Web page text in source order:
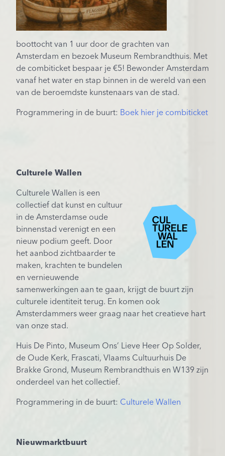
boottocht van 1 uur door de grachten van
Amsterdam en bezoek Museum Rembrandthuis. Met
de combiticket bespaar je €5! Bewonder Amsterdam
vanaf het water en stap binnen in de wereld van een
van de beroemdste kunstenaars van de stad.
Programmering in de buurt: Boek hier je combiticket
Culturele Wallen
Culturele Wallen is een
collectief dat kunst en cultuur
in de Amsterdamse oude
binnenstad verenigt en een
nieuw podium geeft. Door
het aanbod zichtbaarder te
maken, krachten te bundelen
en vernieuwende
samenwerkingen aan te gaan, krijgt de buurt zijn
culturele identiteit terug. En komen ook
Amsterdammers weer graag naar het creatieve hart
van onze stad.
Huis De Pinto, Museum Ons’ Lieve Heer Op Solder,
de Oude Kerk, Frascati, Vlaams Cultuurhuis De
Brakke Grond, Museum Rembrandthuis en W139 zijn
onderdeel van het collectief.
Programmering in de buurt: Culturele Wallen
Nieuwmarktbuurt